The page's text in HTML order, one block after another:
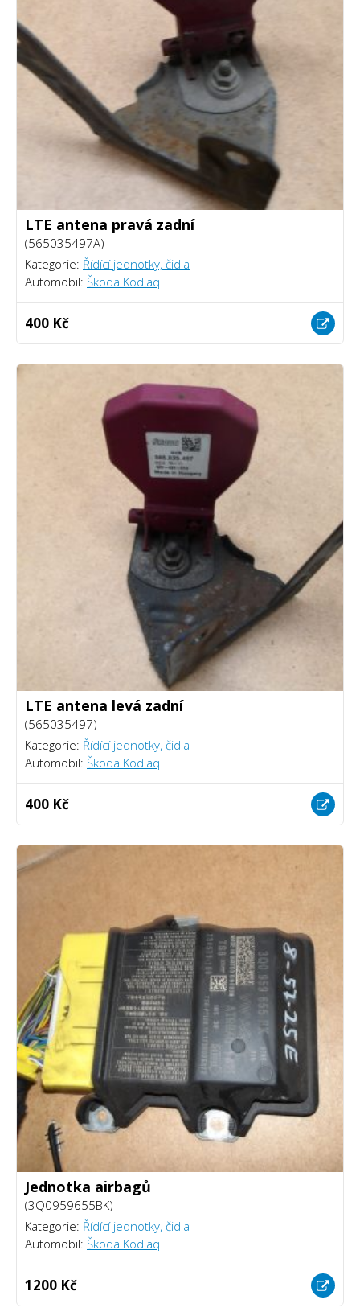
LTE antena pravá zadní
(565035497A)
Kategorie: Řídící jednotky, čidla
Automobil: Škoda Kodiaq
400 Kč
LTE antena levá zadní
(565035497)
Kategorie: Řídící jednotky, čidla
Automobil: Škoda Kodiaq
400 Kč
Jednotka airbagů
(3Q0959655BK)
Kategorie: Řídící jednotky, čidla
Automobil: Škoda Kodiaq
1200 Kč